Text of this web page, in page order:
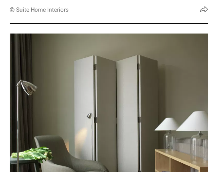
© Suite Home Interiors